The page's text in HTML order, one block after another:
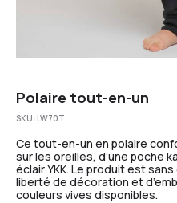
Polaire tout-en-un
SKU: LW70T
Ce tout-en-un en polaire
sur les oreilles, d’une poche
éclair YKK. Le produit est
liberté de décoration et
couleurs vives disponibles.